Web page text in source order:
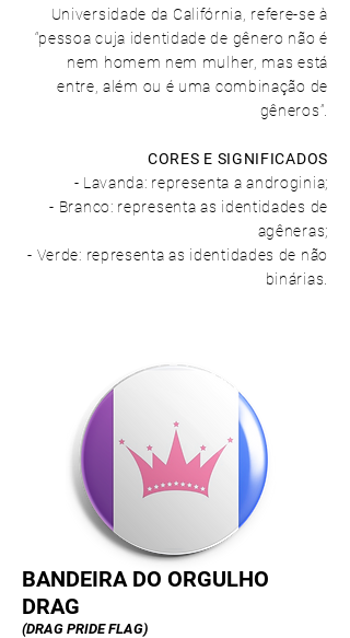
Universidade da Califórnia, refere-se à
“pessoa cuja identidade de gênero não é
nem homem nem mulher, mas está
entre, além ou é uma combinação de
gêneros”.
CORES E SIGNIFICADOS
- Lavanda: representa a androginia;
- Branco: representa as identidades de
agêneras;
- Verde: representa as identidades de não
binárias.
BANDEIRA DO ORGULHO
DRAG
(DRAG PRIDE FLAG)